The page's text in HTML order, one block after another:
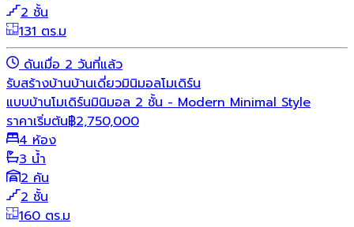
2 ชั้น
131 ตร.ม
ดันเมื่อ 2 วันที่แล้ว
รับสร้างบ้านบ้านเดี่ยวมินิมอลโมเดิร์น
แบบบ้านโมเดิร์นมินิมอล 2 ชั้น - Modern Minimal Style
ราคาเริ่มต้น฿2,750,000
4 ห้อง
3 น้ำ
2 คัน
2 ชั้น
160 ตร.ม